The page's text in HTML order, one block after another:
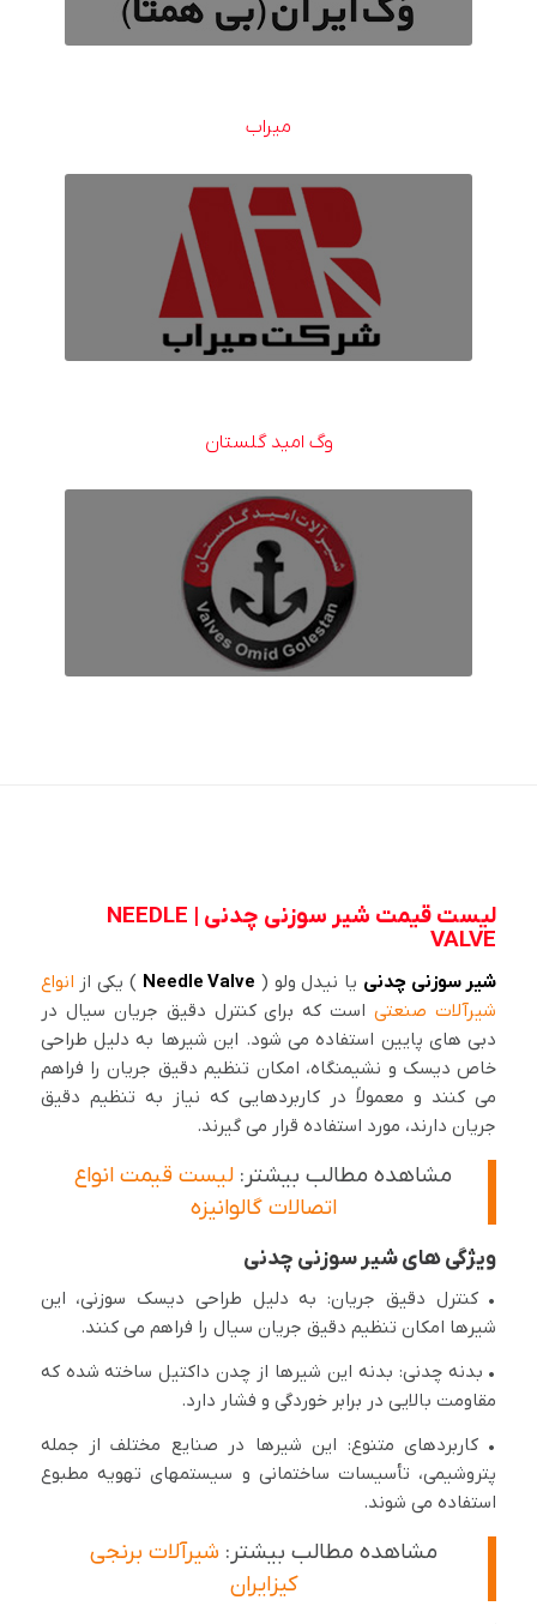
میراب
وگ امید گلستان
لیست قیمت شیر سوزنی چدنی | NEEDLE
VALVE
شیر سوزنی چدنی یا نیدل ولو ( Needle Valve ) یکی از انواع
شیرآلات صنعتیاست که برای کنترل دقیق جریان سیال در
دبی های پایین استفاده می شود. این شیرها به دلیل طراحی
خاص دیسک و نشیمنگاه، امکان تنظیم دقیق جریان را فراهم
می کنند و معمولاً در کاربردهایی که نیاز به تنظیم دقیق
جریان دارند، مورد استفاده قرار می گیرند.
مشاهده مطالب بیشتر: لیست قیمت انواع
اتصالات گالوانیزه
ویژگی های شیر سوزنی چدنی
• کنترل دقیق جریان: به دلیل طراحی دیسک سوزنی، این
شیرها امکان تنظیم دقیق جریان سیال را فراهم می کنند.
• بدنه چدنی: بدنه این شیرها از چدن داکتیل ساخته شده که
مقاومت بالایی در برابر خوردگی و فشار دارد.
• کاربردهای متنوع: این شیرها در صنایع مختلف از جمله
پتروشیمی، تأسیسات ساختمانی و سیستمهای تهویه مطبوع
استفاده می شوند.
مشاهده مطالب بیشتر: شیرآلات برنجی
کیزایران